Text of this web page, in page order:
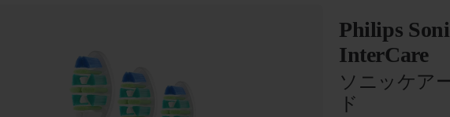
索
Philips
InterCare
ソニッケア
ド